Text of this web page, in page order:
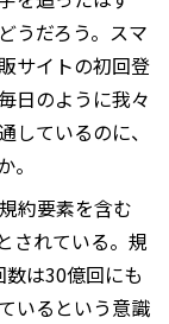
うだろう。スマ
サイトの初回登
日のように我々
しているのに、
約要素を含む
されている。規
は30億回にも
いるという意識